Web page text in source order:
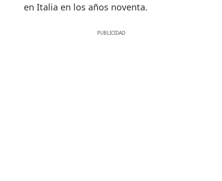
en Italia en los años noventa.